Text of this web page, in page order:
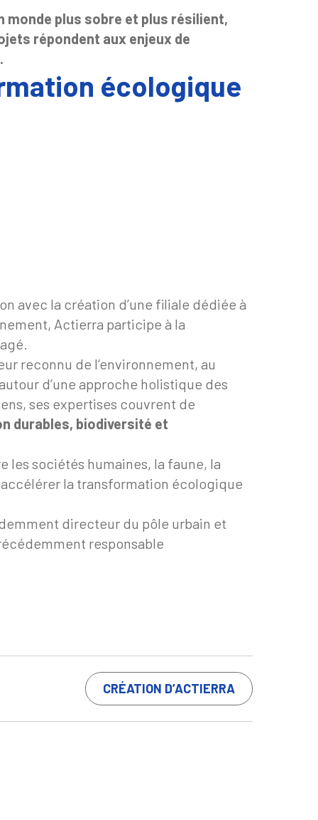
monde plus sobre et plus résilient,
répondent aux enjeux de
écologique
avec la création d’une filiale dédiée à
Actierra participe à la
reconnu de l’environnement, au
d’une approche holistique des
ses expertises couvrent de
durables, biodiversité et
les sociétés humaines, la faune, la
la transformation écologique
directeur du pôle urbain et
responsable
CRÉATION D’ACTIERRA